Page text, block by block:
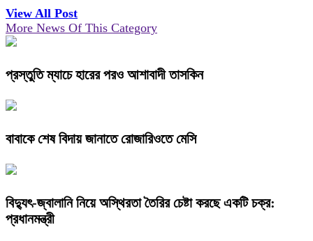
View All Post
More News Of This Category
প্রস্তুতি ম্যাচে হারের পরও আশাবাদী তাসকিন
বাবাকে শেষ বিদায় জানাতে রোজারিওতে মেসি
বিদ্যুৎ-জ্বালানি নিয়ে অস্থিরতা তৈরির চেষ্টা করছে একটি চক্র:
প্রধানমন্ত্রী